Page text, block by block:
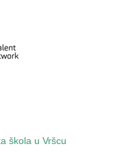
škola u Vršcu